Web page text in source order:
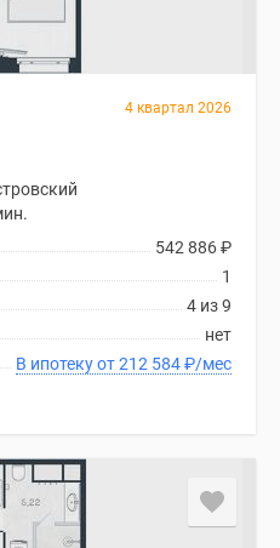
4 квартал 2026
542 886₽
1
4 из 9
нет
В ипотеку от 212 584₽/мес